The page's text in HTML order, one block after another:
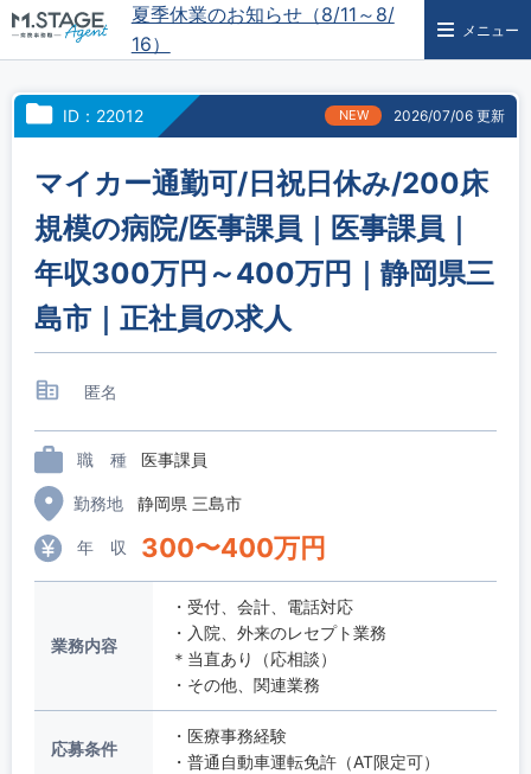
夏季休業のお知らせ（8/11～8/
16）
メニュー
ID：22012 NEW 2026/07/06 更新
マイカー通勤可/日祝日休み/200床
規模の病院/医事課員｜医事課員｜
年収300万円～400万円｜静岡県三
島市｜正社員の求人
匿名
職 種 医事課員
勤務地 静岡県 三島市
年 収 300〜400万円
業務内容
・受付、会計、電話対応
・入院、外来のレセプト業務
＊当直あり（応相談）
・その他、関連業務
応募条件
・医療事務経験
・普通自動車運転免許（AT限定可）